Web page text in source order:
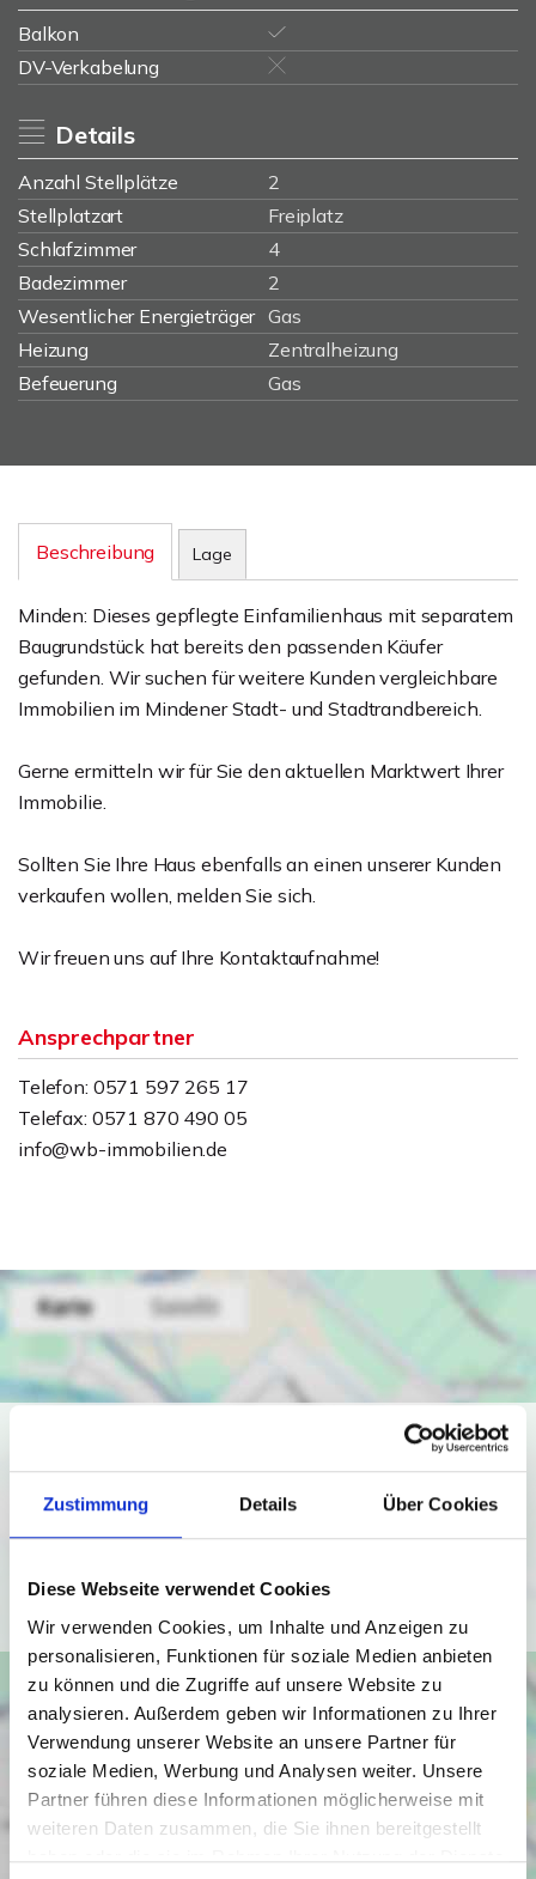
Zustimmung Details Über Cookies
Diese Webseite verwendet Cookies
Wir verwenden Cookies, um Inhalte und Anzeigen zu
personalisieren, Funktionen für soziale Medien anbieten
zu können und die Zugriffe auf unsere Website zu
analysieren. Außerdem geben wir Informationen zu Ihrer
Verwendung unserer Website an unsere Partner für
soziale Medien, Werbung und Analysen weiter. Unsere
Partner führen diese Informationen möglicherweise mit
weiteren Daten zusammen, die Sie ihnen bereitgestellt
haben oder die sie im Rahmen Ihrer Nutzung der Dienste
Balkon
DV-Verkabelung
Details
Anzahl Stellplätze
2
Stellplatzart
Freiplatz
Schlafzimmer
4
Badezimmer
2
Wesentlicher Energieträger Gas
Heizung
Zentralheizung
Befeuerung
Gas
Beschreibung Lage
Minden: Dieses gepflegte Einfamilienhaus mit separatem
Baugrundstück hat bereits den passenden Käufer
gefunden. Wir suchen für weitere Kunden vergleichbare
Immobilien im Mindener Stadt- und Stadtrandbereich.
Gerne ermitteln wir für Sie den aktuellen Marktwert Ihrer
Immobilie.
Sollten Sie Ihre Haus ebenfalls an einen unserer Kunden
verkaufen wollen, melden Sie sich.
Wir freuen uns auf Ihre Kontaktaufnahme!
Ansprechpartner
Telefon: 0571 597 265 17
Telefax: 0571 870 490 05
info@wb-immobilien.de
Ich bin damit einverstanden, dass mir Karten von Google
angezeigt werden. Es gelten die
Datenschutzbedingungen von Google
(https://policies.google.com/privacy
Ich bin einverstanden